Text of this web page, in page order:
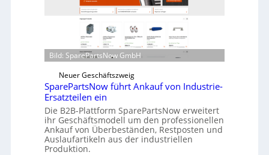
i
d
i
r
t
e
A
n
t
n
t
w
i
c
k
e
l
t
Bild: SparePartsNow GmbH
Neuer Geschäftszweig
SparePartsNow führt Ankauf von Industrie-
Ersatzteilen ein
Die B2B-Plattform SparePartsNow erweitert
ihr Geschäftsmodell um den professionellen
Ankauf von Überbeständen, Restposten und
Auslaufartikeln aus der industriellen
Produktion.